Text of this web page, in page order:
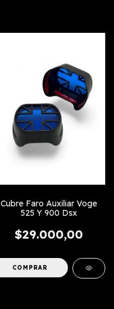
Cubre Faro Auxiliar Voge
525 Y 900 Dsx
$29.000,00
COMPRAR